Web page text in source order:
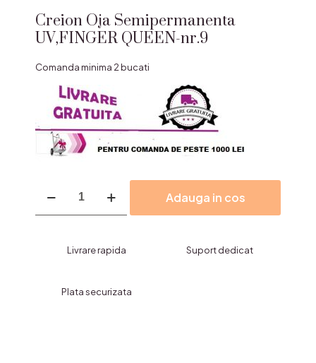
Creion Oja Semipermanenta
UV,FINGER QUEEN-nr.9
Comanda minima 2 bucati
Creion
Oja
QUEEN-
Adauga in cos
Livrare rapida Suport dedicat
Plata securizata